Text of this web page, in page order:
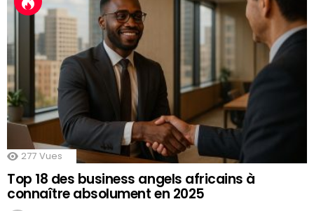
277 Vues
Top 18 des business angels africains à
connaître absolument en 2025